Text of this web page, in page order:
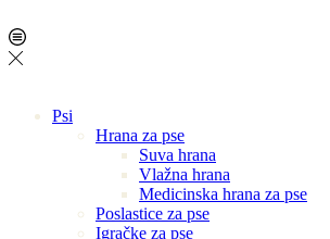
Psi
Hrana za pse
Suva hrana
Vlažna hrana
Medicinska hrana za pse
Poslastice za pse
Igračke za pse